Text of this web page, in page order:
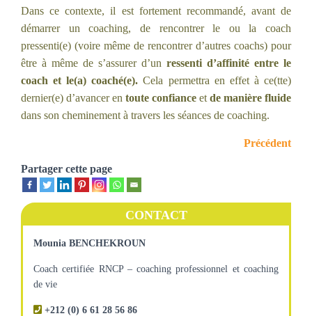
Dans ce contexte, il est fortement recommandé, avant de
démarrer un coaching, de rencontrer le ou la coach
pressenti(e) (voire même de rencontrer d’autres coachs) pour
être à même de s’assurer d’un ressenti d’affinité entre le
coach et le(a) coaché(e).Cela permettra en effet à ce(tte)
dernier(e) d’avancer en toute confiance et de manière fluide
dans son cheminement à travers les séances de coaching.
Précédent
Partager cette page
CONTACT
Mounia BENCHEKROUN
Coach certifiée RNCP – coaching professionnel et coaching
de vie
+212 (0) 6 61 28 56 86